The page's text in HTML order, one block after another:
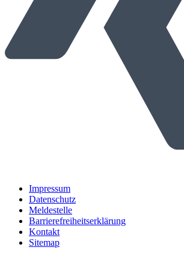
Impressum
Datenschutz
Meldestelle
Barrierefreiheitserklärung
Kontakt
Sitemap